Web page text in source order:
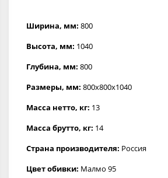
Ширина, мм: 800
Высота, мм: 1040
Глубина, мм: 800
Размеры, мм: 800x800x1040
Масса нетто, кг: 13
Масса брутто, кг: 14
Страна производителя: Россия
Цвет обивки: Малмо 95